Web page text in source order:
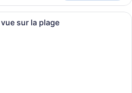
Une cuisine avec des meubles
sur la plage